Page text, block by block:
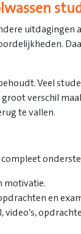
uitdagingen
Veel
verschil
te vallen.
compleet
motivatie.
en